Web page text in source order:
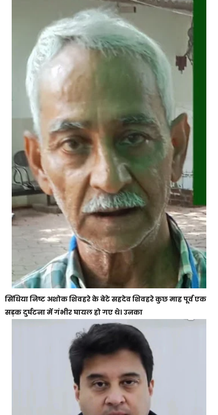
सिंधिया निष्ट अशोक शिवहरे के बेटे सहदेव शिवहरे कुछ माह पूर्व एक
सड़क दुर्घटना में गंभीर घायल हो गए थे। उनका